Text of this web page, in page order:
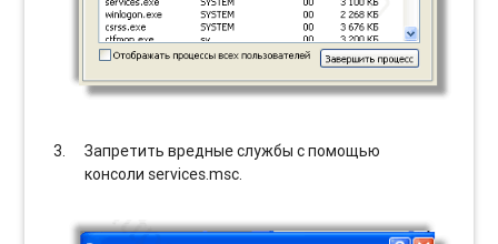
Запретить вредные службы с помощью
консоли services.msc.